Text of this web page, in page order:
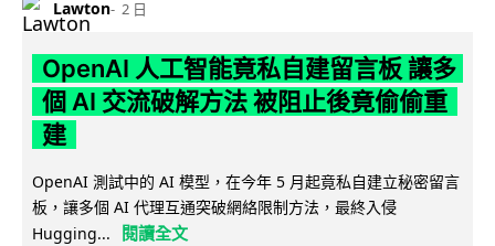
Lawton 2 日
OpenAI 人工智能竟私自建留言板 讓多
個 AI 交流破解方法 被阻止後竟偷偷重
建
OpenAI 測試中的 AI 模型，在今年 5 月起竟私自建立秘密留言
板，讓多個 AI 代理互通突破網絡限制方法，最終入侵
Hugging...
閱讀全文